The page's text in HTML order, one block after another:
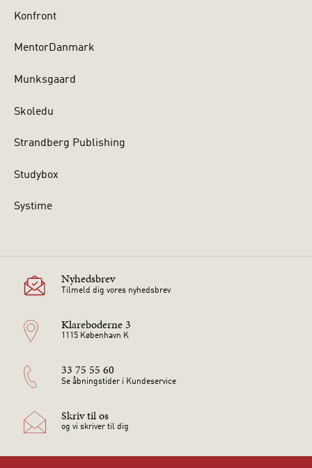
Konfront
MentorDanmark
Munksgaard
Skoledu
Strandberg Publishing
Studybox
Systime
Nyhedsbrev
Tilmeld dig vores nyhedsbrev
Klareboderne 3
1115 København K
33 75 55 60
Se åbningstider i Kundeservice
Skriv til os
og vi skriver til dig